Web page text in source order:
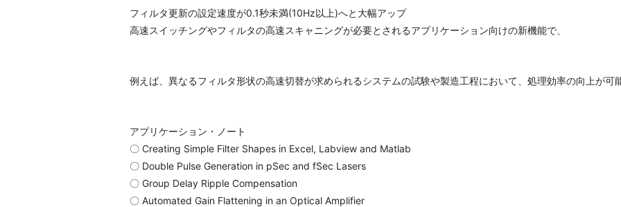
フィルタ更新の設定速度が0.1秒未満(10Hz以上)へと大幅アップ
高速スイッチングやフィルタの高速スキャニングが必要とされるアプリケーション向けの新機能で、
例えば、異なるフィルタ形状の高速切替が求められるシステムの試験や製造工程において、処理効率の向上が可
アプリケーション・ノート
〇 Creating Simple Filter Shapes in Excel, Labview and Matlab
〇 Double Pulse Generation in pSec and fSec Lasers
〇 Group Delay Ripple Compensation
〇 Automated Gain Flattening in an Optical Amplifier